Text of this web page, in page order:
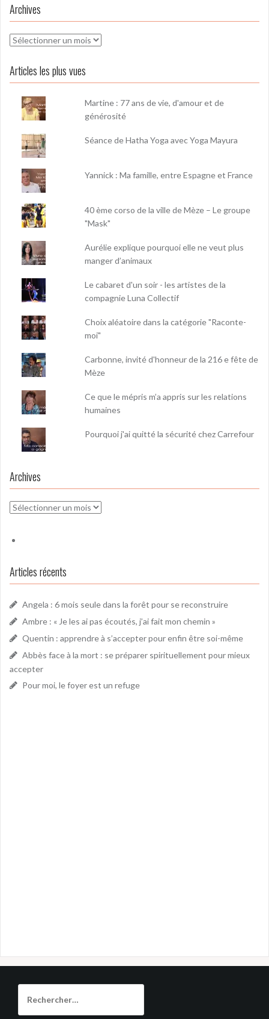
Archives
Archives
Articles les plus vues
Martine : 77 ans de vie, d'amour et de
générosité
Séance de Hatha Yoga avec Yoga Mayura
Yannick : Ma famille, entre Espagne et France
40 ème corso de la ville de Mèze – Le groupe
"Mask"
Aurélie explique pourquoi elle ne veut plus
manger d’animaux
Le cabaret d'un soir - les artistes de la
compagnie Luna Collectif
Choix aléatoire dans la catégorie "Raconte-
moi"
Carbonne, invité d'honneur de la 216 e fête de
Mèze
Ce que le mépris m’a appris sur les relations
humaines
Pourquoi j'ai quitté la sécurité chez Carrefour
Archives
Archives
Articles récents
Angela : 6 mois seule dans la forêt pour se reconstruire
Ambre : « Je les ai pas écoutés, j’ai fait mon chemin »
Quentin : apprendre à s’accepter pour enfin être soi-même
Abbès face à la mort : se préparer spirituellement pour mieux
accepter
Pour moi, le foyer est un refuge